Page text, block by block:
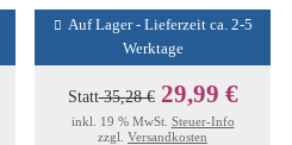
Auf Lager - Lieferzeit ca. 2-5
Werktage
Statt35,28 € 29,99 €
inkl. 19 % MwSt. Steuer-Info
zzgl. Versandkosten